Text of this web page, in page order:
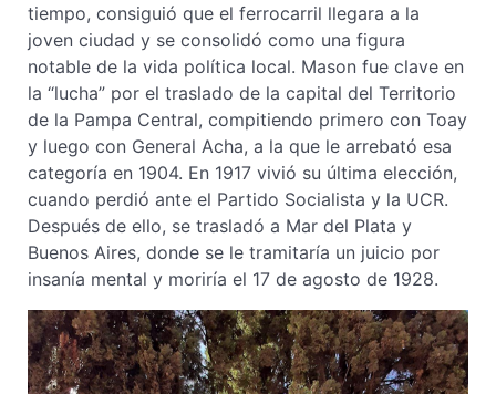
tiempo, consiguió que el ferrocarril llegara a la
joven ciudad y se consolidó como una figura
notable de la vida política local. Mason fue clave en
la “lucha” por el traslado de la capital del Territorio
de la Pampa Central, compitiendo primero con Toay
y luego con General Acha, a la que le arrebató esa
categoría en 1904. En 1917 vivió su última elección,
cuando perdió ante el Partido Socialista y la UCR.
Después de ello, se trasladó a Mar del Plata y
Buenos Aires, donde se le tramitaría un juicio por
insanía mental y moriría el 17 de agosto de 1928.